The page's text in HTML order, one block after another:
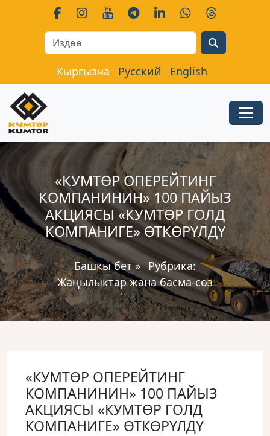
Кыргызча Русский English
«КУМТӨР ОПЕРЕЙТИНГ
КОМПАНИНИН» 100 ПАЙЫЗ
АКЦИЯСЫ «КУМТӨР ГОЛД
КОМПАНИГЕ» ӨТКӨРҮЛДҮ
Башкы бет» Рубрика:
Жаңылыктар жана басма-сөз
«КУМТӨР ОПЕРЕЙТИНГ
КОМПАНИНИН» 100 ПАЙЫЗ
АКЦИЯСЫ «КУМТӨР ГОЛД
КОМПАНИГЕ» ӨТКӨРҮЛДҮ